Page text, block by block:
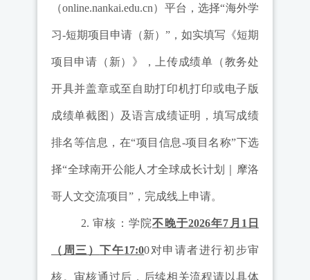
（online.nankai.edu.cn）平台，选择“海外学
习-短期项目申请（新） ” ，如实填写《短期
项目申请（新）》，上传成绩单（教务处
开具并盖章或至自助打印机打印或电子版
成绩单截图）及语言成绩证明，填写成绩
排名等信息，在“项目信息-项目名称”下选
择“全球南开公能人才全球成长计划｜ 摩洛
哥 人文交流项目 ” ，完成线上申请。
2.审核：学院不晚于2026年7 月1 日
（周 三 ）下午17:00对申请者进行初步审
核。审核通过后，后续相关流程请以具体